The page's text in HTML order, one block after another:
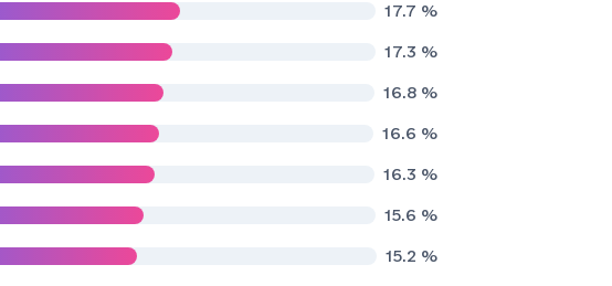
17.7 %
17.3 %
16.8 %
16.6 %
16.3 %
15.6 %
15.2 %